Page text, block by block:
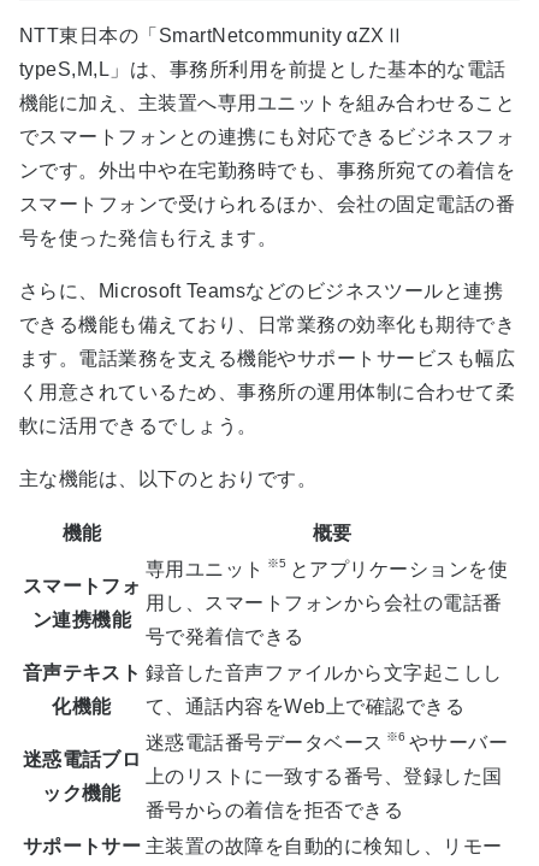
NTT東日本の「SmartNetcommunity αZXⅡ
typeS,M,L」は、事務所利用を前提とした基本的な電話
機能に加え、主装置へ専用ユニットを組み合わせること
でスマートフォンとの連携にも対応できるビジネスフォ
ンです。外出中や在宅勤務時でも、事務所宛ての着信を
スマートフォンで受けられるほか、会社の固定電話の番
号を使った発信も行えます。
さらに、Microsoft Teamsなどのビジネスツールと連携
できる機能も備えており、日常業務の効率化も期待でき
ます。電話業務を支える機能やサポートサービスも幅広
く用意されているため、事務所の運用体制に合わせて柔
軟に活用できるでしょう。
主な機能は、以下のとおりです。
機能 概要
スマートフォ
ン連携機能
専用ユニット ※5 とアプリケーションを使
用し、スマートフォンから会社の電話番
号で発着信できる
音声テキスト
化機能
録音した音声ファイルから文字起こしし
て、通話内容をWeb上で確認できる
迷惑電話ブロ
ック機能
迷惑電話番号データベース ※6 やサーバー
上のリストに一致する番号、登録した国
番号からの着信を拒否できる
サポートサー 主装置の故障を自動的に検知し、リモー